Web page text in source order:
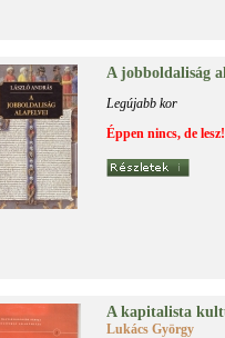
A jobb­ol­da­li­ság
Legújabb kor
Éppen nincs, de lesz!
A ka­pi­ta­lis­ta
Lukács György